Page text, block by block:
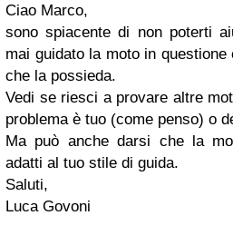
Ciao Marco,
sono spiacente di non poterti
mai guidato la moto in
che la possieda.
Vedi se riesci a provare altre
problema è tuo (come penso) o
Ma può anche darsi che la
adatti al tuo stile di guida.
Saluti,
Luca Govoni